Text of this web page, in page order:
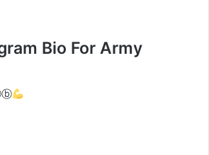
Bio For Army